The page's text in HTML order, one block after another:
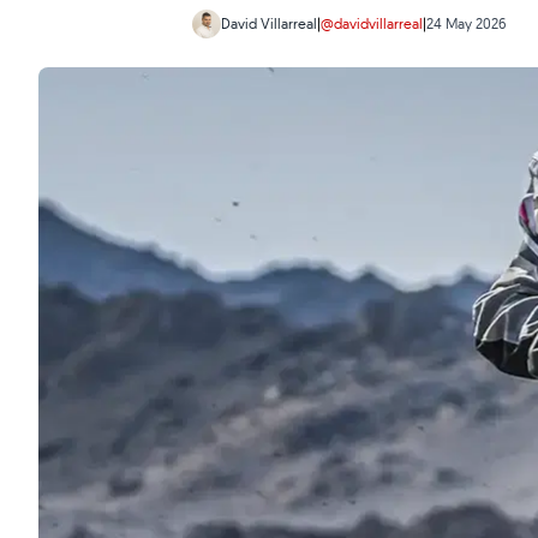
David Villarreal|@davidvillarreal|24 May 2026